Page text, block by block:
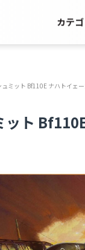
カテ
ュミット Bf110E ナハトイェ
ット